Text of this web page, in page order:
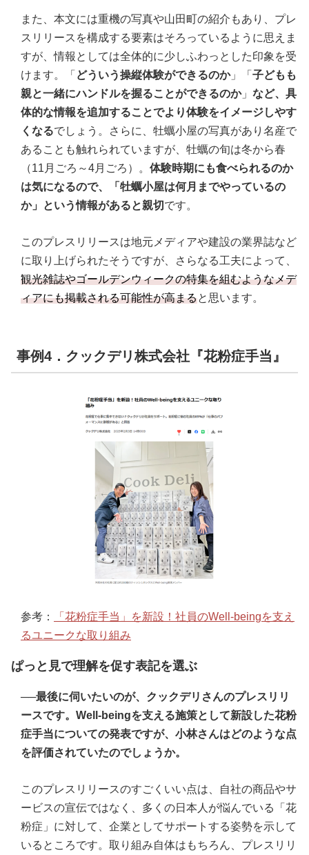
また、本文には重機の写真や山田町の紹介もあり、プレ
スリリースを構成する要素はそろっているように思えま
すが、情報としては全体的に少しふわっとした印象を受
けます。「 どういう操縦体験ができるのか」「 子どもも
親と一緒にハンドルを握ることができるのか」 など、具
体的な情報を追加することでより体験をイメージしやす
くなるでしょう。さらに、牡蠣小屋の写真があり名産で
あることも触れられていますが、牡蠣の旬は冬から春
（11月ごろ～4月ごろ）。 体験時期にも食べられるのか
は気になるので、「牡蠣小屋は何月までやっているの
か」という情報があると親切 です。
このプレスリリースは地元メディアや建設の業界誌など
に取り上げられたそうですが、さらなる工夫によって、
観光雑誌やゴールデンウィークの特集を組むようなメデ
ィアにも掲載される可能性が高まると思います。
事例4．クックデリ株式会社『花粉症手当』
参考：
「花粉症手当」を新設！社員のWell-beingを支え
るユニークな取り組み
ぱっと見で理解を促す表記を選ぶ
──最後に伺いたいのが、クックデリさんのプレスリリ
ースです。Well-beingを支える施策として新設した花粉
症手当についての発表ですが、小林さんはどのような点
を評価されていたのでしょうか。
このプレスリリースのすごくいい点は、自社の商品やサ
ービスの宣伝ではなく、多くの日本人が悩んでいる「花
粉症」に対して、企業としてサポートする姿勢を示して
いるところです。取り組み自体はもちろん、プレスリリ